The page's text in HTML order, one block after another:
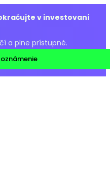
v investovaní
a plne prístupné.